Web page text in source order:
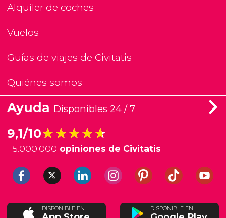
Alquiler de coches
Vuelos
Guías de viajes de Civitatis
Quiénes somos
Ayuda Disponibles 24 / 7
9,1/10★★★★★
★★★★★
+5.000.000 opiniones de Civitatis
DISPONIBLE EN DISPONIBLE EN